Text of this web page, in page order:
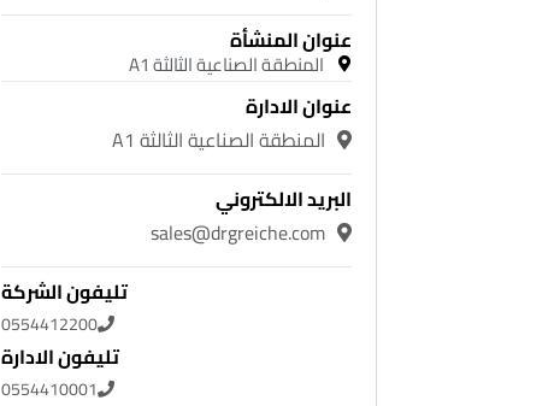
عنوان المنشأة
المنطقة الصناعية الثالثة A1
عنوان الادارة
المنطقة الصناعية الثالثة A1
البريد الالكتروني
sales@drgreiche.com
تليفون الشركة
0554412200
تليفون الادارة
0554410001